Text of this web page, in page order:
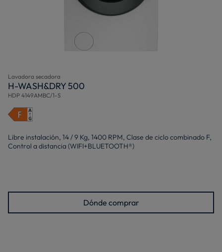
Lavadora secadora
H-WASH&DRY 500
HDP 4149AMBC/1-S
Libre instalación, 14 / 9 Kg, 1400 RPM, Clase de ciclo combinado F,
Control a distancia (WIFI+BLUETOOTH®)
Dónde comprar